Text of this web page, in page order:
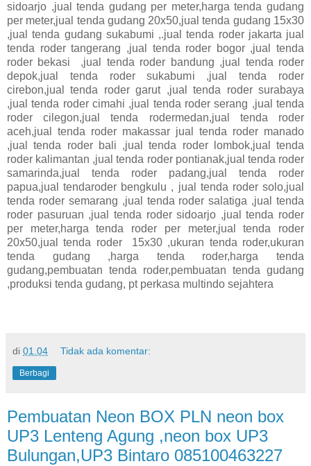
sidoarjo ,jual tenda gudang per meter,harga tenda gudang
per meter,jual tenda gudang 20x50,jual tenda gudang 15x30
,jual tenda gudang sukabumi ,.jual tenda roder jakarta jual
tenda roder tangerang ,jual tenda roder bogor ,jual tenda
roder bekasi ,jual tenda roder bandung ,jual tenda roder
depok,jual tenda roder sukabumi ,jual tenda roder
cirebon,jual tenda roder garut ,jual tenda roder surabaya
,jual tenda roder cimahi ,jual tenda roder serang ,jual tenda
roder cilegon,jual tenda rodermedan,jual tenda roder
aceh,jual tenda roder makassar jual tenda roder manado
,jual tenda roder bali ,jual tenda roder lombok,jual tenda
roder kalimantan ,jual tenda roder pontianak,jual tenda roder
samarinda,jual tenda roder padang,jual tenda roder
papua,jual tendaroder bengkulu , jual tenda roder solo,jual
tenda roder semarang ,jual tenda roder salatiga ,jual tenda
roder pasuruan ,jual tenda roder sidoarjo ,jual tenda roder
per meter,harga tenda roder per meter,jual tenda roder
20x50,jual tenda roder 15x30 ,ukuran tenda roder,ukuran
tenda gudang ,harga tenda roder,harga tenda
gudang,pembuatan tenda roder,pembuatan tenda gudang
,produksi tenda gudang, pt perkasa multindo sejahtera
di 01.04 Tidak ada komentar:
Berbagi
Pembuatan Neon BOX PLN neon box
UP3 Lenteng Agung ,neon box UP3
Bulungan,UP3 Bintaro 085100463227